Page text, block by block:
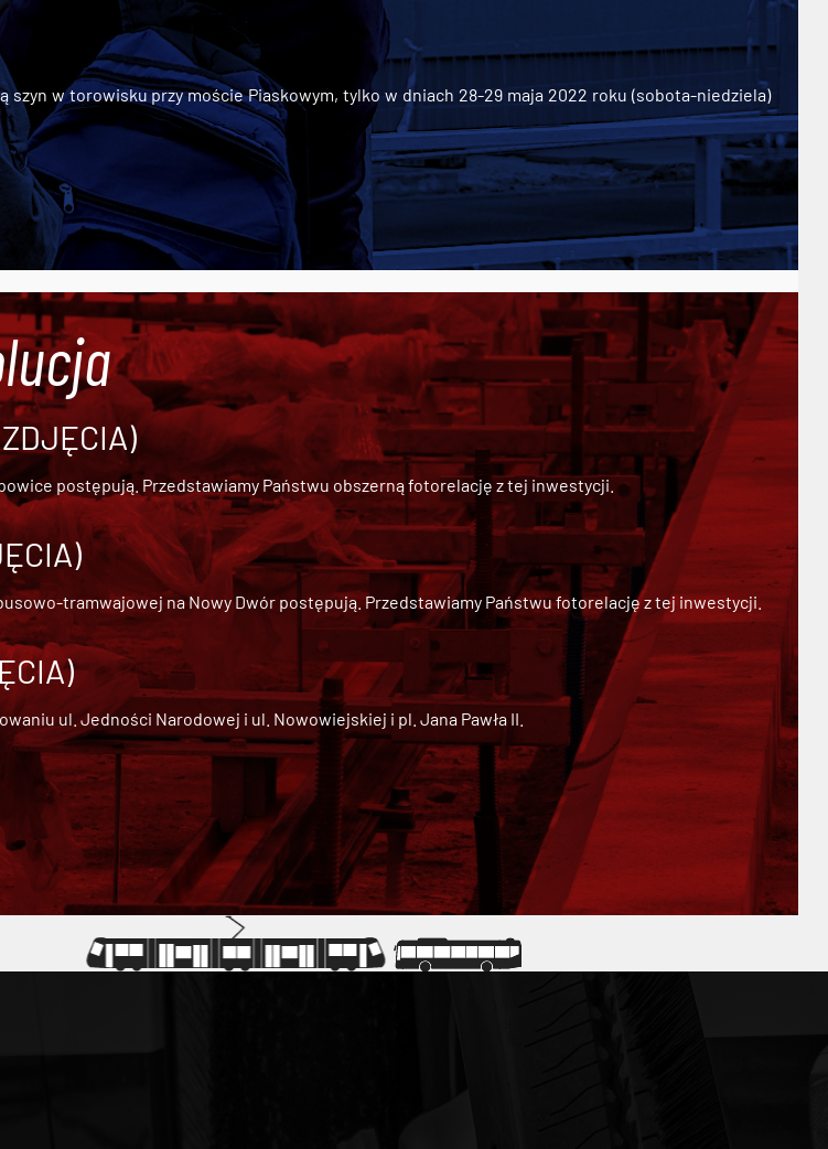
szyn w torowisku przy moście Piaskowym, tylko w dniach 28-29 maja 2022 roku (sobota-niedziela)
postępują. Przedstawiamy Państwu obszerną fotorelację z tej inwestycji.
tramwajowej na Nowy Dwórpostępują. Przedstawiamy Państwu fotorelację z tej inwestycji.
ul. Jedności Narodowej i ul. Nowowiejskiej i pl. Jana Pawła II.